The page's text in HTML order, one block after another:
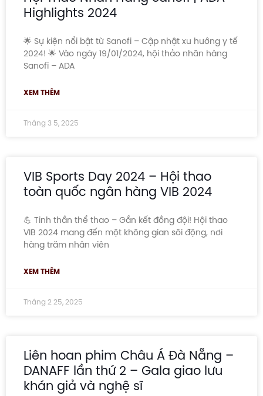
Highlights 2024
🌟 Sự kiện nổi bật từ Sanofi – Cập nhật xu hướng y tế
2024! 🌟 Vào ngày 19/01/2024, hội thảo nhãn hàng
Sanofi – ADA
XEM THÊM
Tháng 3 5, 2025
VIB Sports Day 2024 – Hội thao
toàn quốc ngân hàng VIB 2024
💪 Tinh thần thể thao – Gắn kết đồng đội! Hội thao
VIB 2024 mang đến một không gian sôi động, nơi
hàng trăm nhân viên
XEM THÊM
Tháng 2 25, 2025
Liên hoan phim Châu Á Đà Nẵng –
DANAFF lần thứ 2 – Gala giao lưu
khán giả và nghệ sĩ